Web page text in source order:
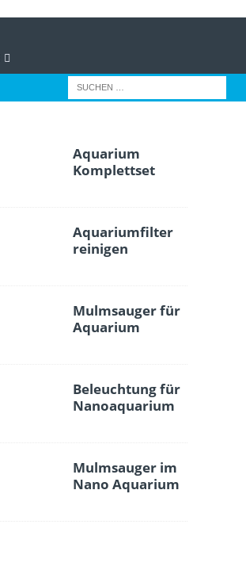
Aquarium
Komplettset
Aquariumfilter
reinigen
Mulmsauger für
Aquarium
Beleuchtung für
Nanoaquarium
Mulmsauger im
Nano Aquarium